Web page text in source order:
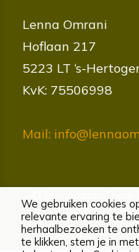
Lenna Omrani
Hoflaan 217
5223 LT ‘s-
KvK: 75506998
Mail:
Cookies|
We gebruiken cookies
relevante ervaring te
herhaalbezoeken te
te klikken, stem je in